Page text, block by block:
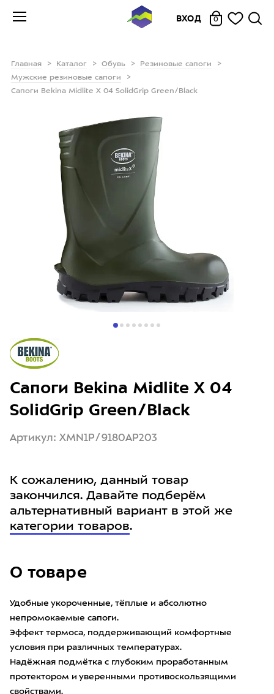
ВХОД 0
Главная Каталог Обувь
Резиновые сапоги
Мужские резиновые сапоги
Сапоги Bekina Midlite X 04 SolidGrip Green/Black
О товаре
Удобные укороченные, тёплые и абсолютно
непромокаемые сапоги.
Эффект термоса, поддерживающий комфортные
условия при различных температурах.
Надёжная подмётка с глубоким проработанным
протектором и уверенными противоскользящими
свойствами.
Сапоги Bekina Midlite X 04
SolidGrip Green/Black
Артикул: XMN1P/9180AP203
К сожалению, данный товар
закончился. Давайте подберём
альтернативный вариант в этой же
категории товаров.